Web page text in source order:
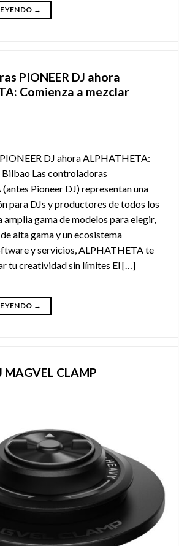
→
PIONEER DJ ahora
Comienza a mezclar
DJ ahora ALPHATHETA:
Las controladoras
Pioneer DJ) representan una
para DJs y productores de todos los
amplia gama de modelos para elegir,
alta gama y un ecosistema
y servicios, ALPHATHETA te
tu creatividad sin límites El […]
→
MAGVEL CLAMP